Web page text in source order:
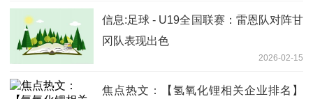
信息:足球 - U19全国联赛：雷恩队对阵甘
冈队表现出色
2026-02-15
焦点热文：【氢氧化锂相关企业排名】